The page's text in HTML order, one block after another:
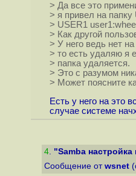
> Да все это
> я привел на папку
> USER1
> Как другой
> У него ведь нет
> то есть удаляю я
> папка удаляется.
> Это с разумом
> Может поясните
Есть у него на это
случае системе
4. "Samba настройка
Сообщение от wsnet